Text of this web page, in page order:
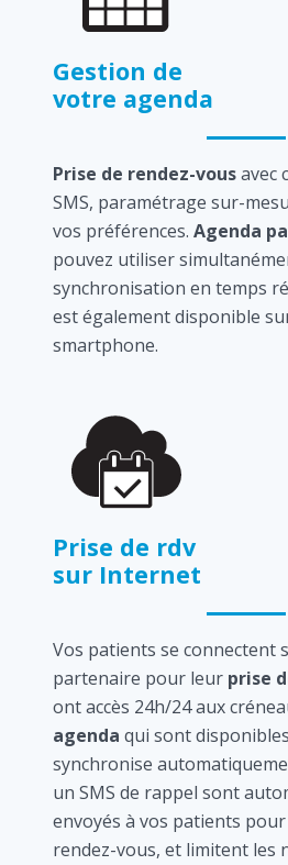
Gestion de
votre agenda
Prise de rendez-vousavec
SMS, paramétrage sur-
vos préférences. Agenda
pouvez utiliser
synchronisation en temps
est également disponible
smartphone.
Prise de rdv
sur Internet
Vos patients se connectent
partenaire pour leur prise
ont accès 24h/24 aux
agenda qui sont
synchronise
un SMS de rappel sont
envoyés à vos patients
rendez-vous, et limitent les